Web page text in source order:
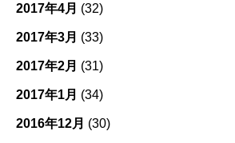
2017年4月 (32)
2017年3月 (33)
2017年2月 (31)
2017年1月 (34)
2016年12月 (30)